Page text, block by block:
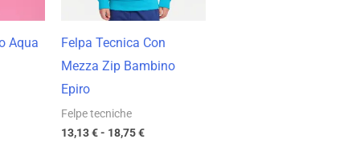
Aqua
Felpa Tecnica Con
Mezza Zip Bambino
Epiro
Felpe tecniche
13,13€- 18,75€